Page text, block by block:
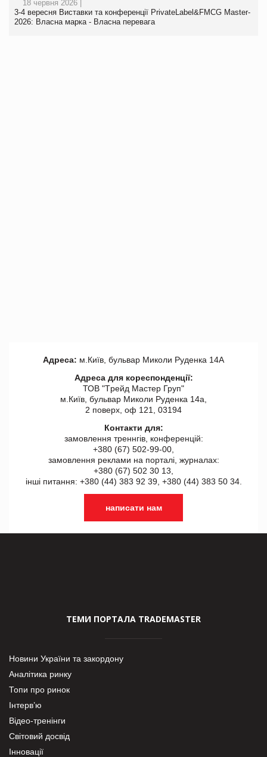
18 червня 2026 |
3-4 вересня Виставки та конференції PrivateLabel&FMCG Master-
2026: Власна марка - Власна перевага
Адреса: м.Київ, бульвар Миколи Руденка 14А
Адреса для кореспонденції:
ТОВ "Tрейд Мастер Груп"
м.Київ, бульвар Миколи Руденка 14а,
2 поверх, оф 121, 03194
Контакти для:
замовлення треннгів, конференцій:
+380 (67) 502-99-00,
замовлення реклами на порталі, журналах:
+380 (67) 502 30 13,
інші питання: +380 (44) 383 92 39, +380 (44) 383 50 34.
написати нам
ТЕМИ ПОРТАЛА TRADEMASTER
Новини України та закордону
Аналітика ринку
Топи про ринок
Інтерв’ю
Відео-тренінги
Світовий досвід
Інновації